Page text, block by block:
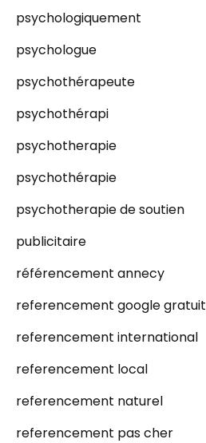
psychologiquement
psychologue
psychothérapeute
psychothérapi
psychotherapie
psychothérapie
psychotherapie de soutien
publicitaire
référencement annecy
referencement google gratuit
referencement international
referencement local
referencement naturel
referencement pas cher